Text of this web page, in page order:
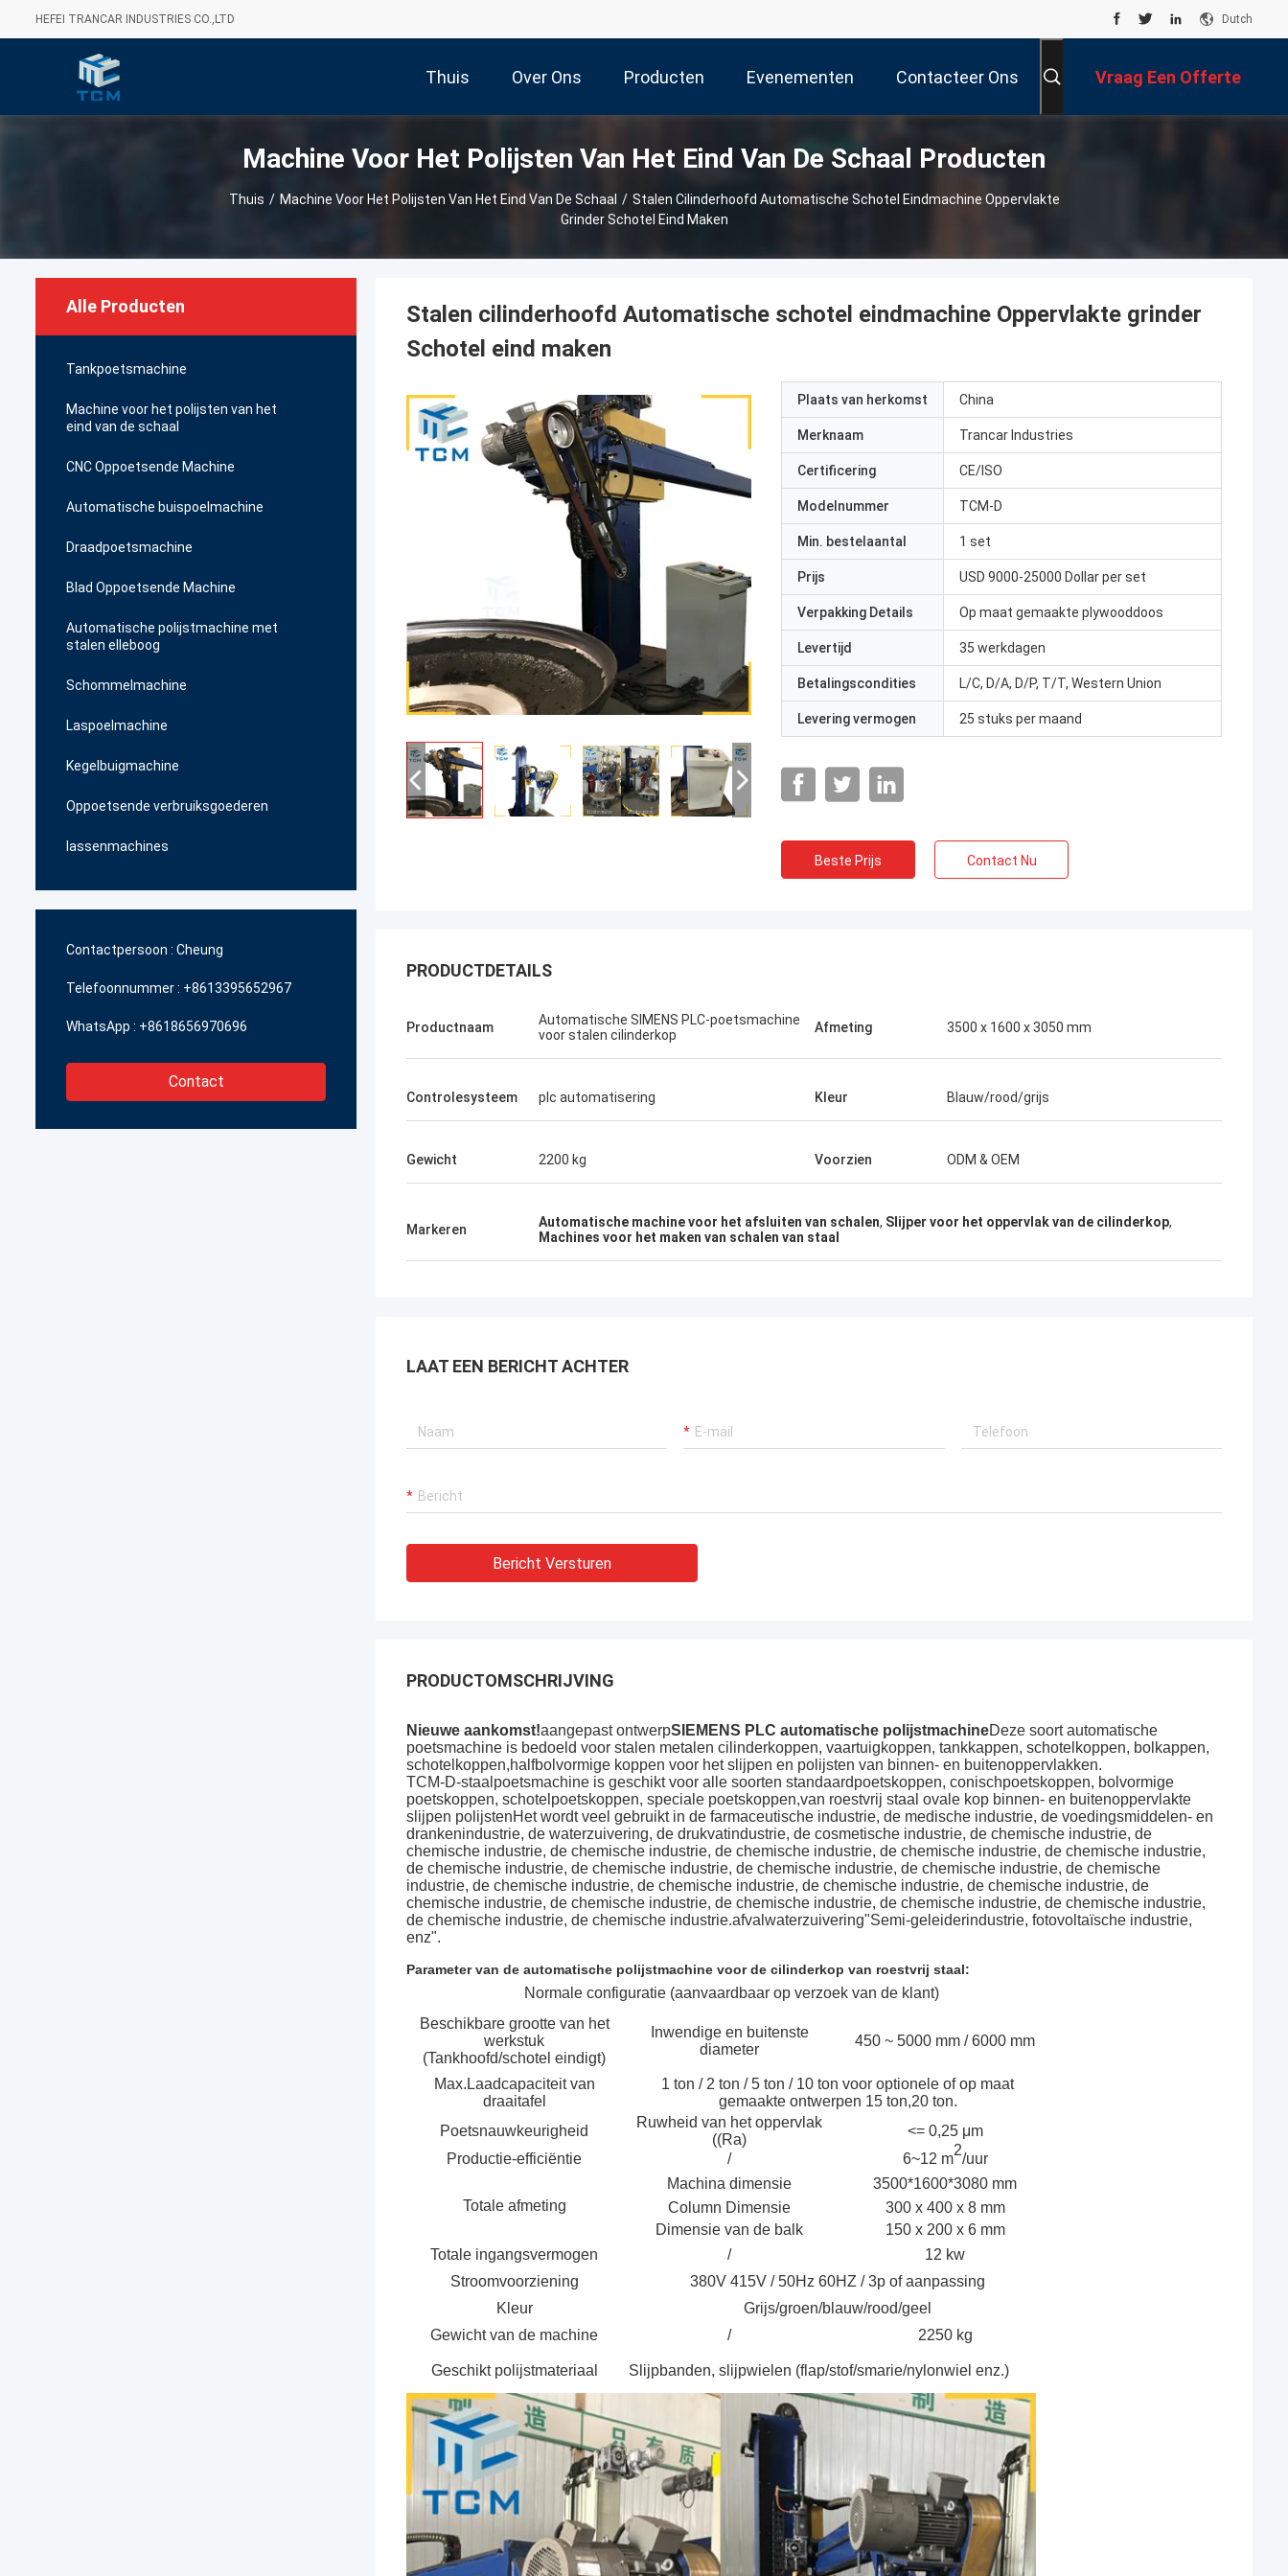
HEFEI TRANCAR INDUSTRIES CO.,LTD Dutch
Thuis Over Ons Producten Evenementen Contacteer Ons Vraag Een Offerte
Machine Voor Het Polijsten Van Het Eind Van De Schaal Producten
Thuis / Machine Voor Het Polijsten Van Het Eind Van De Schaal / Stalen Cilinderhoofd Automatische Schotel Eindmachine Oppervlakte
Grinder Schotel Eind Maken
Alle Producten
Tankpoetsmachine
Machine voor het polijsten van het
eind van de schaal
CNC Oppoetsende Machine
Automatische buispoelmachine
Draadpoetsmachine
Blad Oppoetsende Machine
Automatische polijstmachine met
stalen elleboog
Schommelmachine
Laspoelmachine
Kegelbuigmachine
Oppoetsende verbruiksgoederen
lassenmachines
Contactpersoon : Cheung
Telefoonnummer : +8613395652967
WhatsApp : +8618656970696
Contact
Stalen cilinderhoofd Automatische schotel eindmachine Oppervlakte grinder
Schotel eind maken
Plaats van herkomst China
Merknaam Trancar Industries
Certificering CE/ISO
Modelnummer TCM-D
Min. bestelaantal 1 set
Prijs USD 9000-25000 Dollar per set
Verpakking Details Op maat gemaakte plywooddoos
Levertijd 35 werkdagen
Betalingscondities L/C, D/A, D/P, T/T, Western Union
Levering vermogen 25 stuks per maand
Beste Prijs Contact Nu
PRODUCTDETAILS
Productnaam
Automatische SIMENS PLC-poetsmachine
voor stalen cilinderkop
Afmeting 3500 x 1600 x 3050 mm
Controlesysteem plc automatisering Kleur Blauw/rood/grijs
Gewicht 2200 kg Voorzien ODM & OEM
Markeren Automatische machine voor het afsluiten van schalen, Slijper voor het oppervlak van de cilinderkop,
Machines voor het maken van schalen van staal
LAAT EEN BERICHT ACHTER
Bericht Versturen
PRODUCTOMSCHRIJVING
Nieuwe aankomst!aangepast ontwerpSIEMENS PLC automatische polijstmachineDeze soort automatische
poetsmachine is bedoeld voor stalen metalen cilinderkoppen, vaartuigkoppen, tankkappen, schotelkoppen, bolkappen,
schotelkoppen,halfbolvormige koppen voor het slijpen en polijsten van binnen- en buitenoppervlakken.
TCM-D-staalpoetsmachine is geschikt voor alle soorten standaardpoetskoppen, conischpoetskoppen, bolvormige
poetskoppen, schotelpoetskoppen, speciale poetskoppen,van roestvrij staal ovale kop binnen- en buitenoppervlakte
slijpen polijstenHet wordt veel gebruikt in de farmaceutische industrie, de medische industrie, de voedingsmiddelen- en
drankenindustrie, de waterzuivering, de drukvatindustrie, de cosmetische industrie, de chemische industrie, de
chemische industrie, de chemische industrie, de chemische industrie, de chemische industrie, de chemische industrie,
de chemische industrie, de chemische industrie, de chemische industrie, de chemische industrie, de chemische
industrie, de chemische industrie, de chemische industrie, de chemische industrie, de chemische industrie, de
chemische industrie, de chemische industrie, de chemische industrie, de chemische industrie, de chemische industrie,
de chemische industrie, de chemische industrie.afvalwaterzuivering"Semi-geleiderindustrie, fotovoltaïsche industrie,
enz".
Parameter van de automatische polijstmachine voor de cilinderkop van roestvrij staal:
Normale configuratie (aanvaardbaar op verzoek van de klant)
Beschikbare grootte van het
werkstuk
(Tankhoofd/schotel eindigt)
Inwendige en buitenste
diameter
450 ~ 5000 mm / 6000 mm
Max.Laadcapaciteit van
draaitafel
1 ton / 2 ton / 5 ton / 10 ton voor optionele of op maat
gemaakte ontwerpen 15 ton,20 ton.
Poetsnauwkeurigheid
Ruwheid van het oppervlak
((Ra)
<= 0,25 μm
Productie-efficiëntie
/ 6~12 m
2
/uur
Totale afmeting
Machina dimensie
3500*1600*3080 mm
Column Dimensie
300 x 400 x 8 mm
Dimensie van de balk
150 x 200 x 6 mm
Totale ingangsvermogen
/
12 kw
Stroomvoorziening
380V 415V / 50Hz 60HZ / 3p of aanpassing
Kleur
Grijs/groen/blauw/rood/geel
Gewicht van de machine
/ 2250 kg
Geschikt polijstmateriaal Slijpbanden, slijpwielen (flap/stof/smarie/nylonwiel enz.)